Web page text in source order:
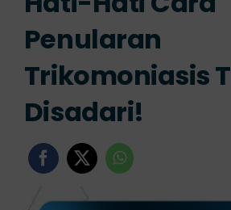
Info Klinik
Penularan
Trikomoniasis
Disadari!